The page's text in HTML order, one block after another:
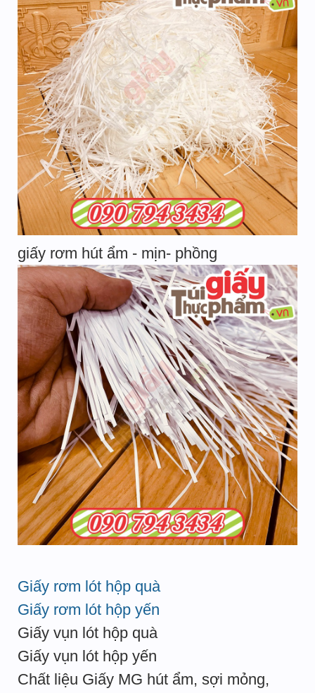
giấy rơm hút ẩm - mịn- phồng
Giấy rơm lót hộp quà
Giấy rơm lót hộp yến
Giấy vụn lót hộp quà
Giấy vụn lót hộp yến
Chất liệu Giấy MG hút ẩm, sợi mỏng,